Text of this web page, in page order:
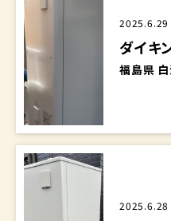
2025.6.29
ダイキ
福島県
2025.6.28